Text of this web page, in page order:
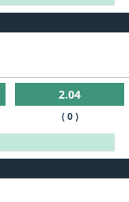
2.04
( 0 )